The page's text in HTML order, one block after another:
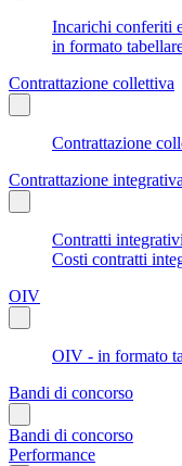
Incarichi conferiti
in formato
Contrattazione collettiva
Contrattazione
Contrattazione integrativa
Contratti integrativi
Costi contratti
OIV
OIV - in formato
Bandi di concorso
Bandi di concorso
Performance